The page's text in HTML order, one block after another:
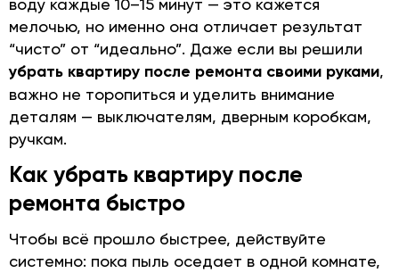
воду каждые 10–15 минут — это кажется
мелочью, но именно она отличает результат
“чисто” от “идеально”. Даже если вы решили
убрать квартиру после ремонта своими руками,
важно не торопиться и уделить внимание
деталям — выключателям, дверным коробкам,
ручкам.
Как убрать квартиру после
ремонта быстро
Чтобы всё прошло быстрее, действуйте
системно: пока пыль оседает в одной комнате,